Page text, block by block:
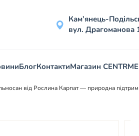
Кам’янець-
вул. Драгоманова
БлогКонтактиМагазин
від Рослина Карпат — природна